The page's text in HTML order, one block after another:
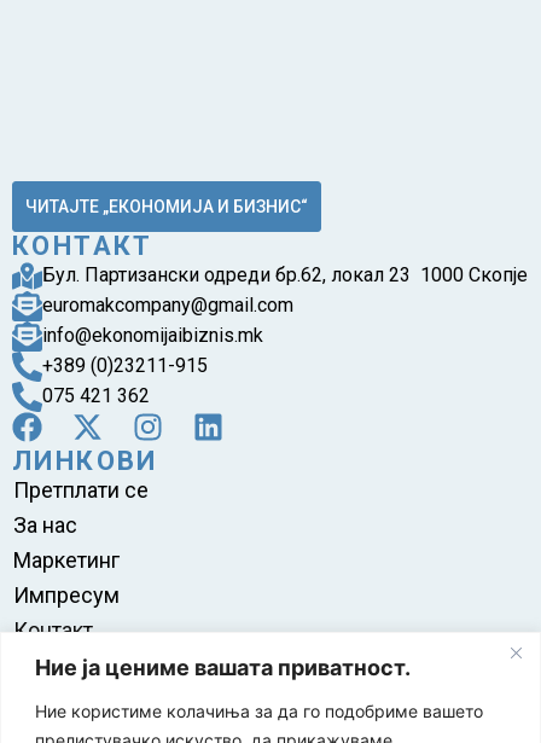
Ние ја цениме вашата приватност.
Ние користиме колачиња за да го подобриме вашето
ЧИТАЈТЕ „ЕКОНОМИЈА И БИЗНИС“
КОНТАКТ
Бул. Партизански одреди бр.62, локал 23 1000 Скопје
euromakcompany@gmail.com
info@ekonomijaibiznis.mk
+389 (0)23211-915
075 421 362
ЛИНКОВИ
Претплати се
За нас
Маркетинг
Импресум
Контакт
Правила на користење